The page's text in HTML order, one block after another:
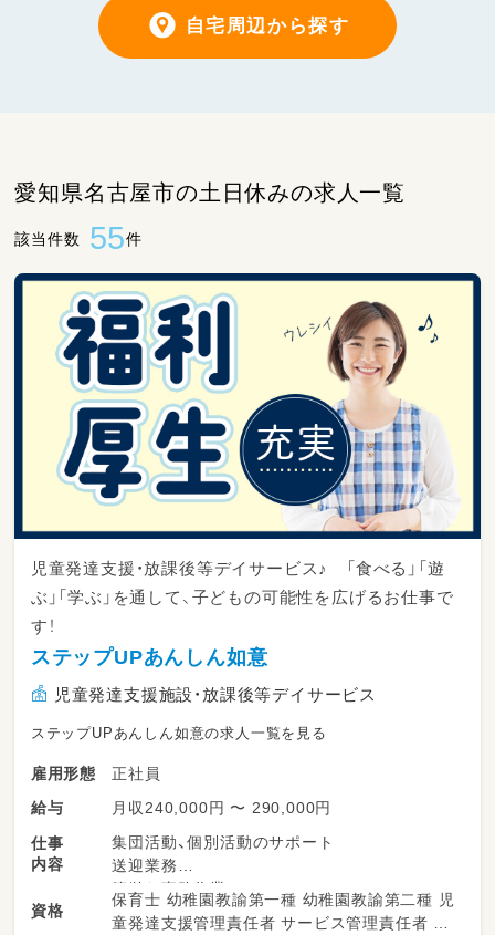
自宅周辺から探す
愛知県名古屋市の土日休みの求人一覧
該当件数 55件
児童発達支援・放課後等デイサービス♪ 「食べる」「遊
ぶ」「学ぶ」を通して、子どもの可能性を広げるお仕事で
す！
ステップUPあんしん如意
児童発達支援施設・放課後等デイサービス
ステップUPあんしん如意の求人一覧を見る
雇用形態
正社員
給与
月収240,000円 〜 290,000円
仕事
内容
集団活動、個別活動のサポート
送迎業務
簡単な事務作業
掃除などの雑務
資格
保育士 幼稚園教諭第一種 幼稚園教諭第二種 児
童発達支援管理責任者 サービス管理責任者 高